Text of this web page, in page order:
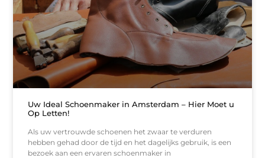
Uw Ideal Schoenmaker in Amsterdam – Hier Moet u
Op Letten!
Als uw vertrouwde schoenen het zwaar te verduren
hebben gehad door de tijd en het dagelijks gebruik, is een
bezoek aan een ervaren schoenmaker in